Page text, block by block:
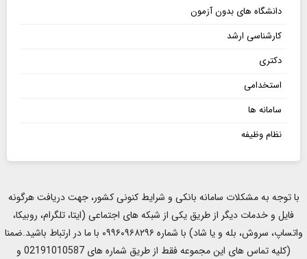
دانشگاه های بدون آزمون
کارشناسی ارشد
دکتری
استخدامی
سامانه ها
نظام وظیفه
با توجه به مشکلات سامانه بانکی و شرایط کنونی کشور، جهت دریافت هرگونه
فایل و خدمات دیگر از طریق یکی از شبکه های اجتماعی (ایتا، تلگرام، روبیکا،
واتساپ، سروش، بله و یا شاد) با شماره ۰۹۹۶۰۹۶۸۲۹۶ با ما در ارتباط باشید.ضمنا
(کلیه تماس های این مجموعه فقط از طریق شماره های 02191010587 و